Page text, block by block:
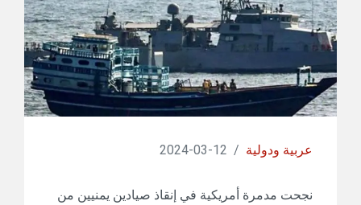
عربية ودولية /
12-03-2024
نجحت مدمرة أمريكية في إنقاذ صيادين يمنيين من